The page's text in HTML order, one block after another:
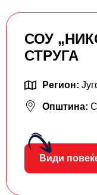
СОУ
СТРУГА
Регион:
Општина:
Види